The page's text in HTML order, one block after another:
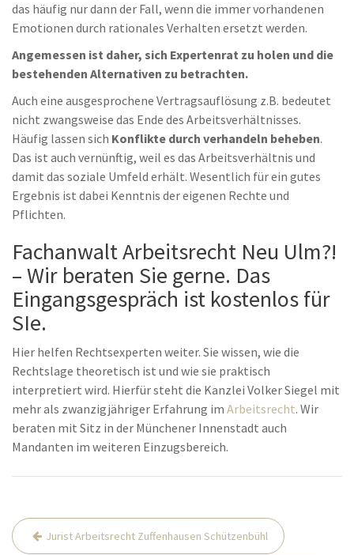
das häufig nur dann der Fall, wenn die immer vorhandenen
Emotionen durch rationales Verhalten ersetzt werden.
Angemessen ist daher, sich Expertenrat zu holen und die
bestehenden Alternativen zu betrachten.
Auch eine ausgesprochene Vertragsauflösung z.B. bedeutet
nicht zwangsweise das Ende des Arbeitsverhältnisses.
Häufig lassen sich Konflikte durch verhandeln beheben.
Das ist auch vernünftig, weil es das Arbeitsverhältnis und
damit das soziale Umfeld erhält. Wesentlich für ein gutes
Ergebnis ist dabei Kenntnis der eigenen Rechte und
Pflichten.
Fachanwalt Arbeitsrecht Neu Ulm?!
– Wir beraten Sie gerne. Das
Eingangsgespräch ist kostenlos für
SIe.
Hier helfen Rechtsexperten weiter. Sie wissen, wie die
Rechtslage theoretisch ist und wie sie praktisch
interpretiert wird. Hierfür steht die Kanzlei Volker Siegel mit
mehr als zwanzigjähriger Erfahrung im Arbeitsrecht. Wir
beraten mit Sitz in der Münchener Innenstadt auch
Mandanten im weiteren Einzugsbereich.
Beitrags-
Jurist Arbeitsrecht Zuffenhausen Schützenbühl